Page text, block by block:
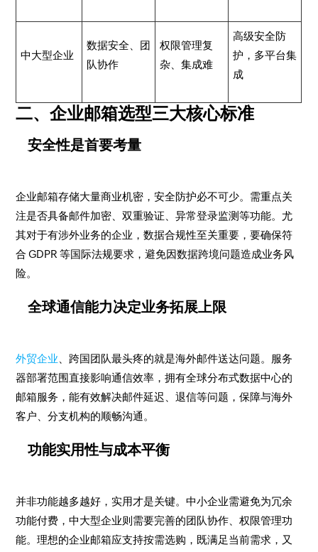
中大型企业​
数据安全、团
队协作​
权限管理复
杂、集成难​
高级安全防
护，多平台集
成​
二、企业邮箱选型三大核心标准​
安全性是首要考量​
企业邮箱存储大量商业机密，安全防护必不可少。需重点关
注是否具备邮件加密、双重验证、异常登录监测等功能。尤
其对于有涉外业务的企业，数据合规性至关重要，要确保符
合 GDPR 等国际法规要求，避免因数据跨境问题造成业务风
险。​
全球通信能力决定业务拓展上限​
外贸企业 、跨国团队最头疼的就是海外邮件送达问题。服务
器部署范围直接影响通信效率，拥有全球分布式数据中心的
邮箱服务，能有效解决邮件延迟、退信等问题，保障与海外
客户、分支机构的顺畅沟通。​
功能实用性与成本平衡​
并非功能越多越好，实用才是关键。中小企业需避免为冗余
功能付费，中大型企业则需要完善的团队协作、权限管理功
能。理想的企业邮箱应支持按需选购，既满足当前需求，又